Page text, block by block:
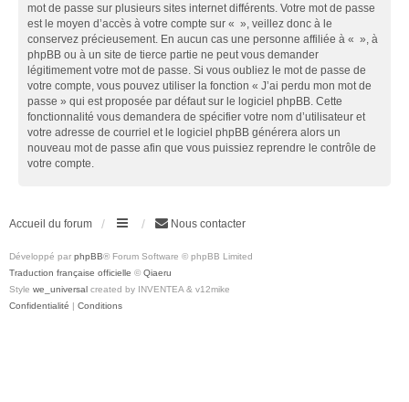
mot de passe sur plusieurs sites internet différents. Votre mot de passe
est le moyen d’accès à votre compte sur « », veillez donc à le
conservez précieusement. En aucun cas une personne affiliée à « », à
phpBB ou à un site de tierce partie ne peut vous demander
légitimement votre mot de passe. Si vous oubliez le mot de passe de
votre compte, vous pouvez utiliser la fonction « J’ai perdu mon mot de
passe » qui est proposée par défaut sur le logiciel phpBB. Cette
fonctionnalité vous demandera de spécifier votre nom d’utilisateur et
votre adresse de courriel et le logiciel phpBB générera alors un
nouveau mot de passe afin que vous puissiez reprendre le contrôle de
votre compte.
Accueil du forum Nous contacter
Développé par phpBB® Forum Software © phpBB Limited
Traduction française officielle © Qiaeru
Style we_universal created by INVENTEA & v12mike
Confidentialité | Conditions